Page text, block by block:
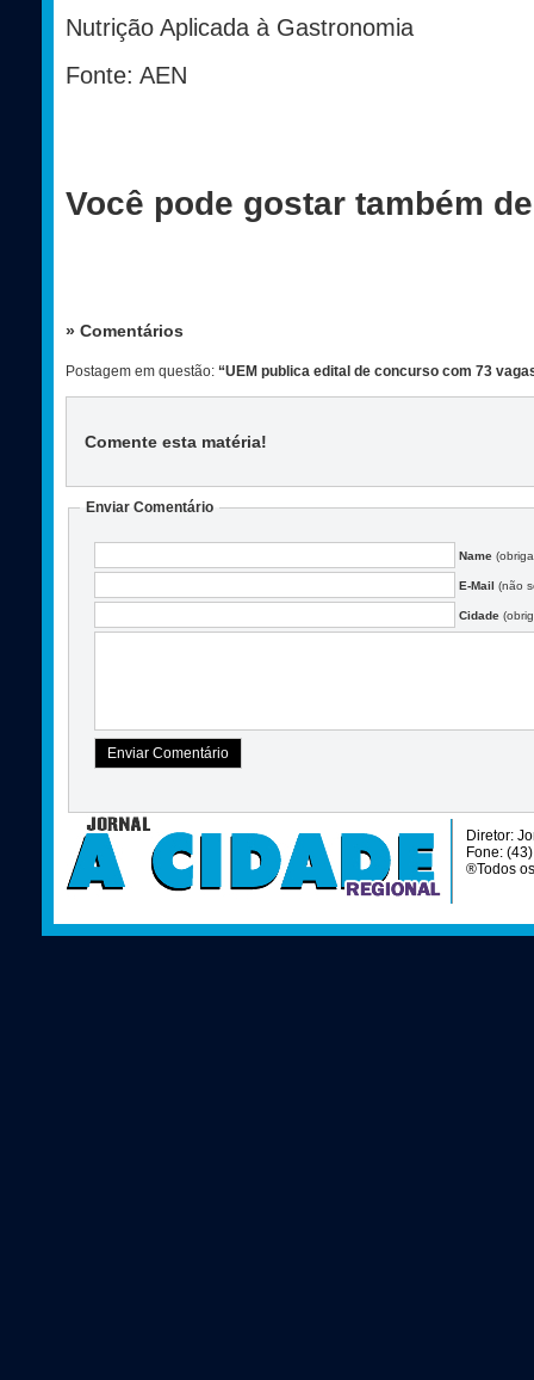
Nutrição Aplicada à Gastronomia
Fonte: AEN
Você pode gostar também
» Comentários
Postagem em questão: “UEM publica edital de concurso com 73
Comente esta matéria!
Enviar Comentário
Name
E-Mail (não
Cidade
Diretor:
Fone:
®Todos